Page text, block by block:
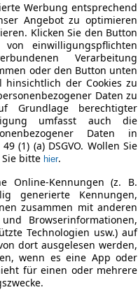
Werbung entsprechend
Angebot zu optimieren
Klicken Sie den Button
einwilligungspflichten
Verarbeitung
oder den Button unten
der Cookies zu
Daten zu
Grundlage berechtigter
umfasst auch die
Daten in
(1) (a) DSGVO. Wollen Sie
bitte hier.
Online-Kennungen (z. B.
generierte Kennungen,
zusammen mit anderen
Browserinformationen,
Technologien usw.) auf
dort ausgelesen werden,
wenn es eine App oder
für einen oder mehrere